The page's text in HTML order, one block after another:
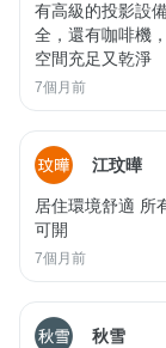
有高級的投影設
全，還有咖啡機
空間充足又乾淨
7個月前
江玟曄
居住環境舒適 所
可開
7個月前
秋雪